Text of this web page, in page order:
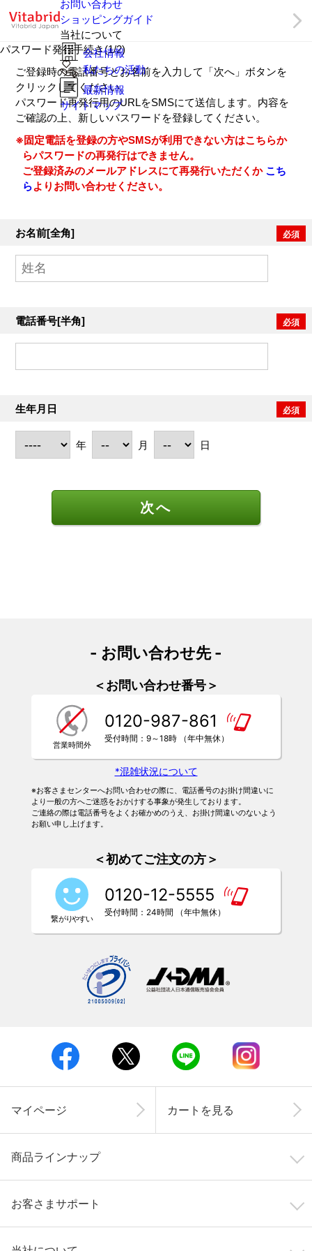
お問い合わせ
ショッピングガイド
当社について
会社情報
私たちの活動
最新情報
サイトマップ
パスワード発行手続き(1/2)
ご登録時の電話番号とお名前を入力して「次へ」ボタンを
クリックしてください。
パスワード再発行用のURLをSMSにて送信します。内容を
ご確認の上、新しいパスワードを登録してください。
※固定電話を登録の方やSMSが利用できない方はこちらか
らパスワードの再発行はできません。
ご登録済みのメールアドレスにて再発行いただくか こち
らよりお問い合わせください。
お名前[全角]
電話番号[半角]
生年月日
年 月 日
- お問い合わせ先 -
＜お問い合わせ番号＞
0120-987-861
受付時間：9～18時 （年中無休）
*混雑状況について
※お客さまセンターへお問い合わせの際に、電話番号のお掛け間違いに
より一般の方へご迷惑をおかけする事象が発生しております。
ご連絡の際は電話番号をよくお確かめのうえ、お掛け間違いのないよう
お願い申し上げます。
＜初めてご注文の方＞
0120-12-5555
受付時間：24時間 （年中無休）
マイページ カートを見る
商品ラインナップ
お客さまサポート